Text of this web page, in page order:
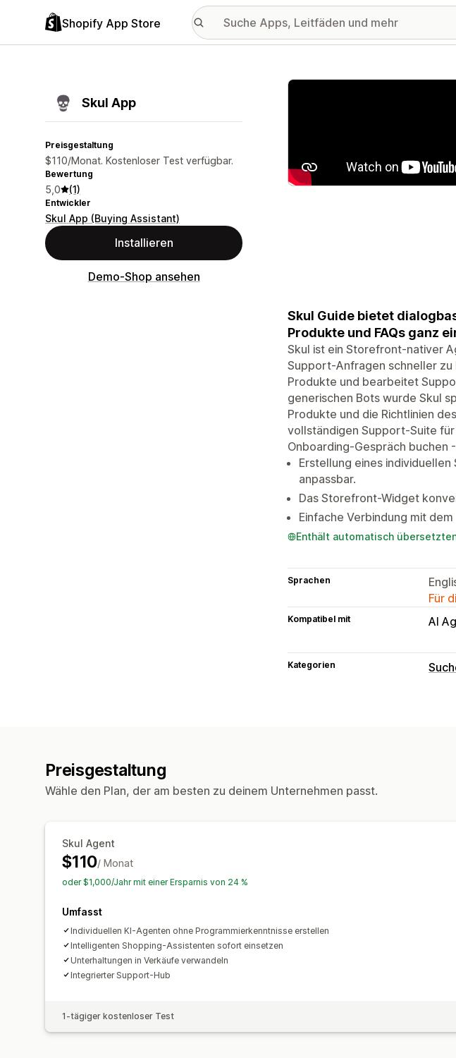
Shopify App Store
Skul App
Preisgestaltung
$110/Monat. Kostenloser Test verfügbar.
Bewertung
5,0 (1)
Entwickler
Skul App (Buying Assistant)
Installieren
Demo-Shop ansehen
Vorgestellte Bildergalerie
Skul Guide bietet
Produkte und FAQs ganz
Skul ist ein Storefront-nativer
Support-Anfragen schneller
Produkte und bearbeitet
generischen Bots wurde Skul
Produkte und die Richtlinien
vollständigen Support-Suite
Onboarding-Gespräch buchen
Erstellung eines
anpassbar.
Das Storefront-Widget
Einfache Verbindung mit
Enthält automatisch
Sprachen
Für
Kompatibel mit AI
Kategorien
Preisgestaltung
Wähle den Plan, der am besten zu deinem Unternehmen passt.
Skul Agent
$110/ Monat
oder $1,000/Jahr mit einer Ersparnis von 24 %
Umfasst
Individuellen KI-Agenten ohne Programmierkenntnisse erstellen
Intelligenten Shopping-Assistenten sofort einsetzen
Unterhaltungen in Verkäufe verwandeln
Integrierter Support-Hub
1-tägiger kostenloser Test